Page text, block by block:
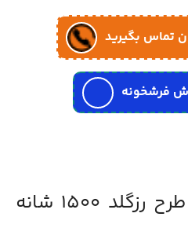
تماس بگیرید
فرشخونه
خرید فرش افشان طرح رزگلد 1500 شانه